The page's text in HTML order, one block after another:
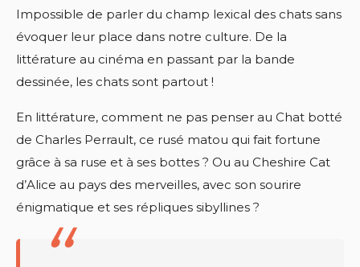
Impossible de parler du champ lexical des chats sans
évoquer leur place dans notre culture. De la
littérature au cinéma en passant par la bande
dessinée, les chats sont partout !
En littérature, comment ne pas penser au Chat botté
de Charles Perrault, ce rusé matou qui fait fortune
grâce à sa ruse et à ses bottes ? Ou au Cheshire Cat
d’Alice au pays des merveilles, avec son sourire
énigmatique et ses répliques sibyllines ?